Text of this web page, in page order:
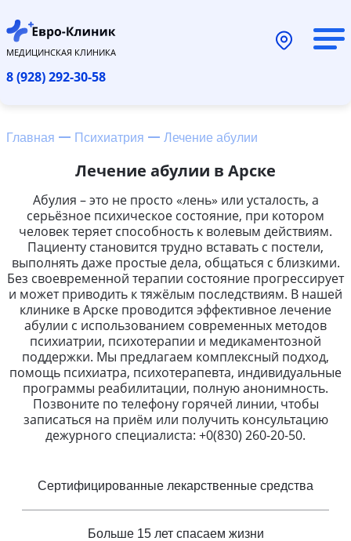
МЕДИЦИНСКАЯ КЛИНИКА
8 (928) 292-30-58
Главная Психиатрия Лечение абулии
Лечение абулии в Арске
Абулия – это не просто «лень» или усталость, а
серьёзное психическое состояние, при котором
человек теряет способность к волевым действиям.
Пациенту становится трудно вставать с постели,
выполнять даже простые дела, общаться с близкими.
Без своевременной терапии состояние прогрессирует
и может приводить к тяжёлым последствиям. В нашей
клинике в Арске проводится эффективное лечение
абулии с использованием современных методов
психиатрии, психотерапии и медикаментозной
поддержки. Мы предлагаем комплексный подход,
помощь психиатра, психотерапевта, индивидуальные
программы реабилитации, полную анонимность.
Позвоните по телефону горячей линии, чтобы
записаться на приём или получить консультацию
дежурного специалиста: +0(830) 260-20-50.
Сертифицированные лекарственные средства
Больше 15 лет спасаем жизни